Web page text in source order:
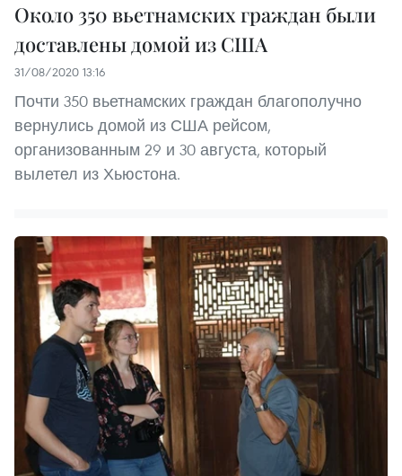
Около 350 вьетнамских граждан были
доставлены домой из США
31/08/2020 13:16
Почти 350 вьетнамских граждан благополучно
вернулись домой из США рейсом,
организованным 29 и 30 августа, который
вылетел из Хьюстона.